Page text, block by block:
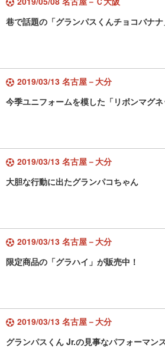
巷で話題の「グランパスくんチョコバナ
2019/03/13 名古屋－大分
今季ユニフォームを模した「リボンマグネ
2019/03/13 名古屋－大分
大胆な行動に出たグランパコちゃん
2019/03/13 名古屋－大分
限定商品の「グラハイ」が販売中！
2019/03/13 名古屋－大分
グランパスくん Jr.の見事なパフォーマン